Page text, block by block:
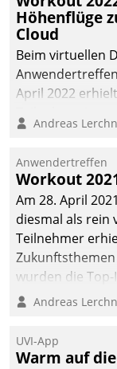
Höhenflüge
Cloud
Beim virtuellen
April 2022
Teilnehmer
Cloud-Strategien
Lösungen mit
Andreas
Anwendertreffen
Workout
Am 28. April
diesmal als rein
Teilnehmer
wurden die
Andreas
UVI-App
Warm auf